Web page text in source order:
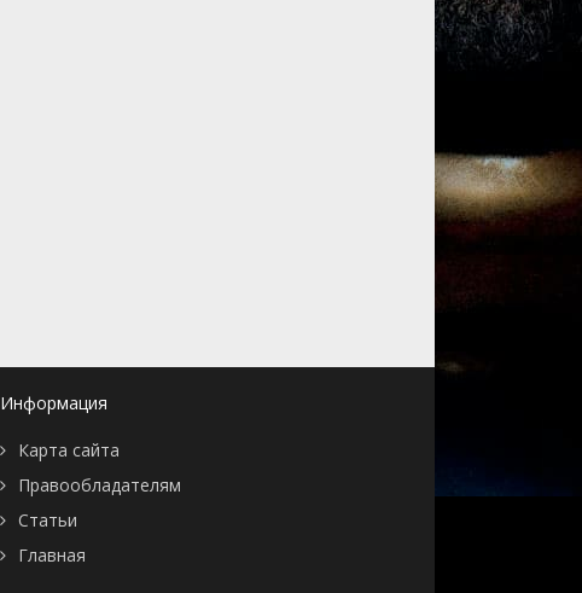
Информация
Карта сайта
Правообладателям
Статьи
Главная